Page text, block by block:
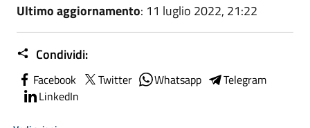
Ultimo aggiornamento: 11 luglio 2022, 21:22
Condividi:
Facebook Twitter Whatsapp
Telegram
LinkedIn